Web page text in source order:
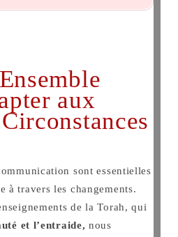
aux
sont essentielles
à travers les changements.
de la Torah, qui
et l’entraide, nous